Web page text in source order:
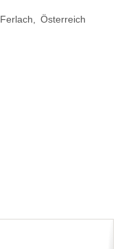
Ferlach
Österreich